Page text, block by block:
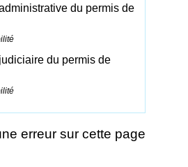
du permis de
du permis de
erreur sur cette page